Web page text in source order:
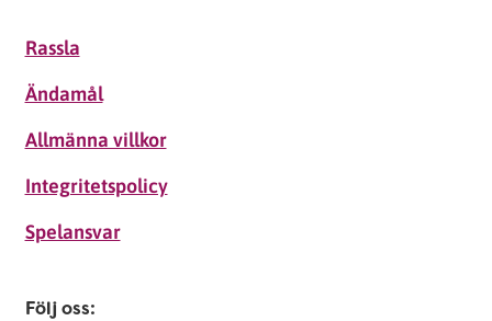
Rassla
Ändamål
Allmänna villkor
Integritetspolicy
Spelansvar
Följ oss: